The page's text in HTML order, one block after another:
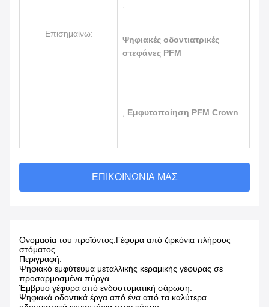
Επισημαίνω:
Ψηφιακές οδοντιατρικές
στεφάνες PFM
Εμφυτοποίηση PFM Crown
ΕΠΙΚΟΙΝΩΝΊΑ ΜΑΣ
Ονομασία του προϊόντος:Γέφυρα από ζιρκόνια πλήρους
στόματος
Περιγραφή:
Ψηφιακό εμφύτευμα μεταλλικής κεραμικής γέφυρας σε
προσαρμοσμένα πύργα.
Έμβρυο γέφυρα από ενδοστοματική σάρωση.
Ψηφιακά οδοντικά έργα από ένα από τα καλύτερα